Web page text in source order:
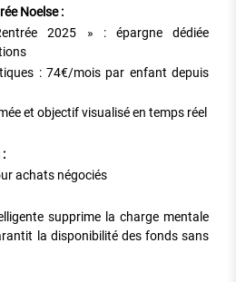
Noelse :
2025 » : épargne dédiée
: 74€/mois par enfant depuis
et objectif visualisé en temps réel
achats négociés
supprime la charge mentale
la disponibilité des fonds sans